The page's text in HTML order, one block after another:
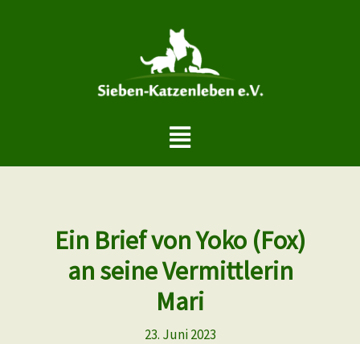
Menü
Ein Brief von Yoko (Fox)
an seine Vermittlerin
Mari
23. Juni 2023